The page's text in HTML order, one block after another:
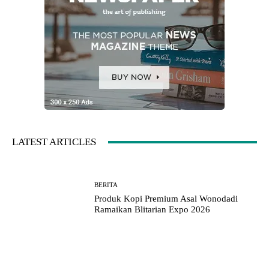
LATEST ARTICLES
BERITA
Produk Kopi Premium Asal Wonodadi
Ramaikan Blitarian Expo 2026